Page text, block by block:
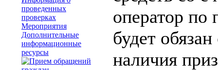
проведенных
проверках
Мероприятия
Дополнительные
информационные
ресурсы
оператор по
будет
наличия